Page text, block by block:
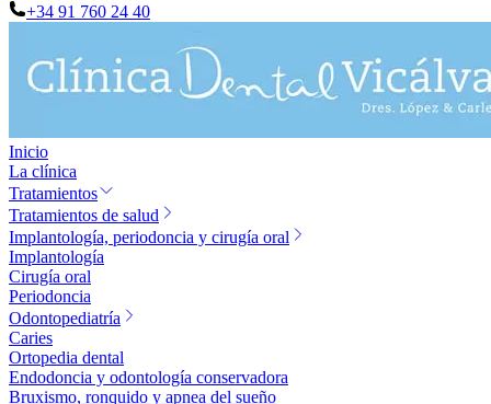
+34 91 760 24 40
Inicio
La clínica
Tratamientos
Tratamientos de salud
Implantología, periodoncia y cirugía oral
Implantología
Cirugía oral
Periodoncia
Odontopediatría
Caries
Ortopedia dental
Endodoncia y odontología conservadora
Bruxismo, ronquido y apnea del sueño